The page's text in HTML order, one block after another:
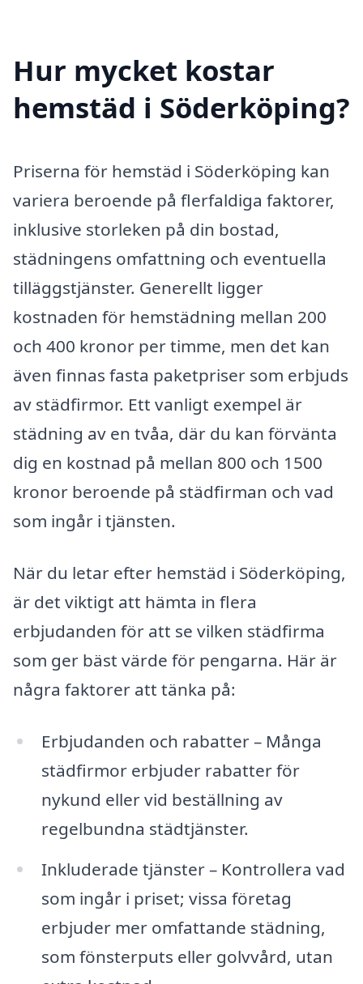
Hur mycket kostar
hemstäd i Söderköping?
Priserna för hemstäd i Söderköping kan
variera beroende på flerfaldiga faktorer,
inklusive storleken på din bostad,
städningens omfattning och eventuella
tilläggstjänster. Generellt ligger
kostnaden för hemstädning mellan 200
och 400 kronor per timme, men det kan
även finnas fasta paketpriser som erbjuds
av städfirmor. Ett vanligt exempel är
städning av en tvåa, där du kan förvänta
dig en kostnad på mellan 800 och 1500
kronor beroende på städfirman och vad
som ingår i tjänsten.
När du letar efter hemstäd i Söderköping,
är det viktigt att hämta in flera
erbjudanden för att se vilken städfirma
som ger bäst värde för pengarna. Här är
några faktorer att tänka på:
Erbjudanden och rabatter – Många
städfirmor erbjuder rabatter för
nykund eller vid beställning av
regelbundna städtjänster.
Inkluderade tjänster – Kontrollera vad
som ingår i priset; vissa företag
erbjuder mer omfattande städning,
som fönsterputs eller golvvård, utan